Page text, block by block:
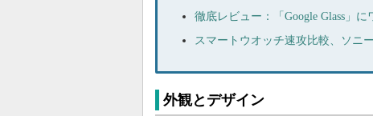
徹底レビュー：「Google Glass」
スマートウオッチ速攻比較、ソニ
外観とデザイン